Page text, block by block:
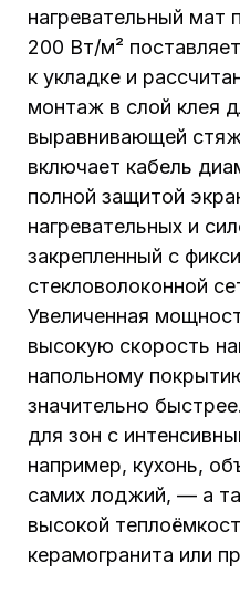
нагревательный
200 Вт/м²
к укладке и
монтаж в слой клея
выравнивающей
включает кабель
полной защитой
нагревательных и
закрепленный с
стекловолоконной
Увеличенная
высокую скорость
напольному
значительно
для зон с
например, кухонь,
самих лоджий, — а
высокой
керамогранита или